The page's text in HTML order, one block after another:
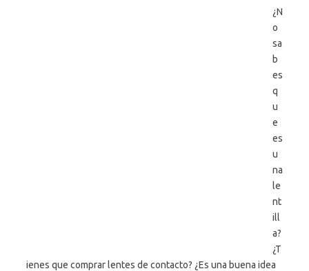
¿N
o
sa
b
es
q
u
e
es
u
na
le
nt
ill
a?
¿T
ienes que comprar lentes de contacto? ¿Es una buena idea